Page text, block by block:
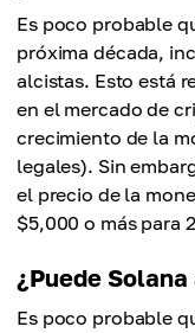
Es poco probable
próxima década,
alcistas. Esto está
en el mercado de
crecimiento de la
legales). Sin
el precio de la
$5,000 o más para
¿Puede
Es poco probable